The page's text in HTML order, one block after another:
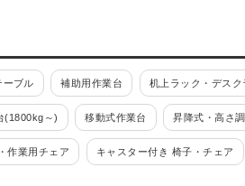
ーブル 補助用作業台 机上ラック・デス
(1800kg～) 移動式作業台 昇降式・高さ
作業用チェア キャスター付き 椅子・チェア